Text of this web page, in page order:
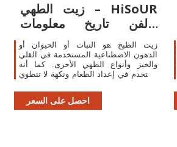
زيت الطهي – HiSoUR
والفن تاريخ معلومات
السفر
زيت الطبخ هو النبات أو الحيوان أو
الدهون الاصطناعية المستخدمة في القلي
والخبز وأنواع الطهي الأخرى. كما أنه
يستخدم في إعداد الطعام ونكهة لا تنطوي
والخبز الانخفاضات ، …
احصل على السعر